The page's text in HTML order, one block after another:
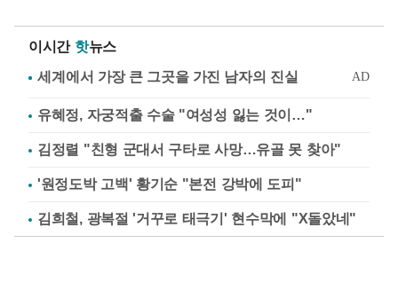
이시간 핫뉴스
유혜정, 자궁적출 수술 "여성성 잃는 것이…"
김정렬 "친형 군대서 구타로 사망…유골 못 찾아"
'원정도박 고백' 황기순 "본전 강박에 도피"
김희철, 광복절 '거꾸로 태극기' 현수막에 "X돌았네"